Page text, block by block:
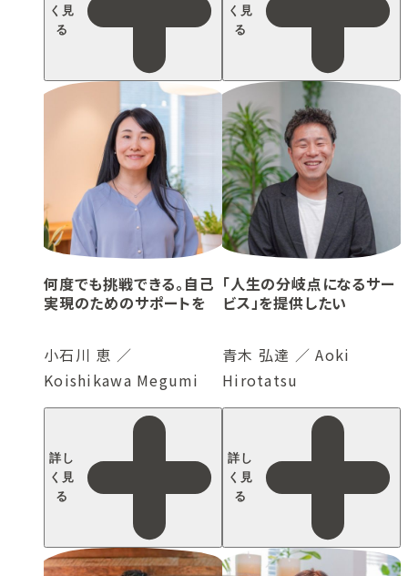
く見
る
く見
る
何度でも挑戦できる。自己
実現のためのサポートを
小石川 恵 ／
Koishikawa Megumi
詳し
く見
る
「人生の分岐点になるサー
ビス」を提供したい
青木 弘達 ／ Aoki
Hirotatsu
詳し
く見
る